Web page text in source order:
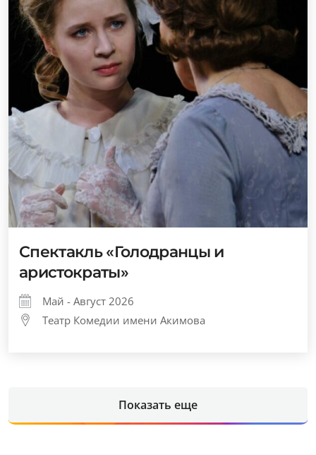
Спектакль «Голодранцы и
аристократы»
Май - Август 2026
Театр Комедии имени Акимова
Показать еще